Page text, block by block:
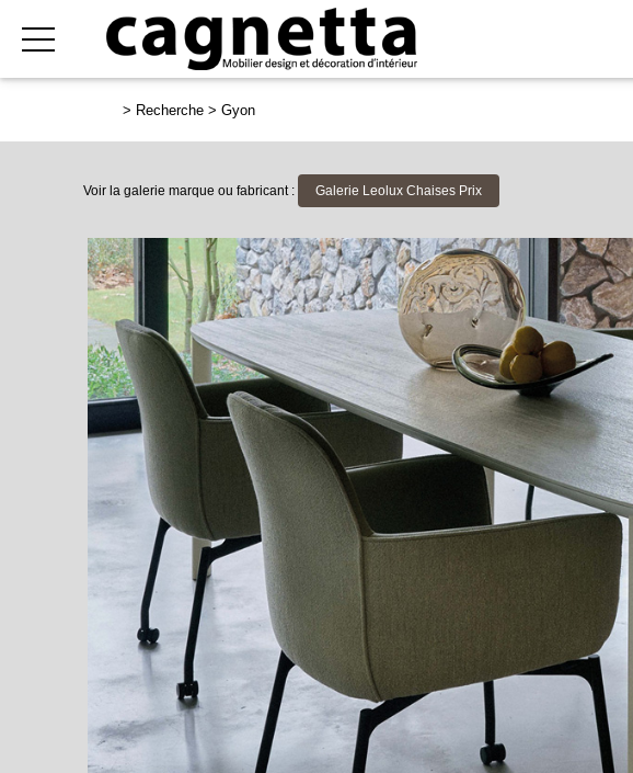
> Recherche > Gyon
Voir la galerie marque ou fabricant : Galerie Leolux Chaises Prix